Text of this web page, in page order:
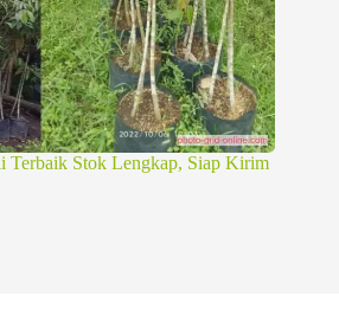
Terbaik Stok Lengkap, Siap Kirim